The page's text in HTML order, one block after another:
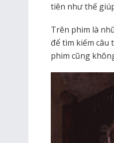
tiên như thế
Trên phim là
để tìm kiếm câu
phim cũng